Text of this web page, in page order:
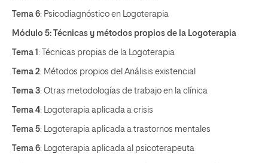
Tema 6: Psicodiagnóstico en Logoterapia
Módulo 5: Técnicas y métodos propios de la Logoterapia
Tema 1 : Técnicas propias de la Logoterapia
Tema 2: Métodos propios del Análisis existencial
Tema 3: Otras metodologías de trabajo en la clínica
Tema 4: Logoterapia aplicada a crisis
Tema 5: Logoterapia aplicada a trastornos mentales
Tema 6: Logoterapia aplicada al psicoterapeuta